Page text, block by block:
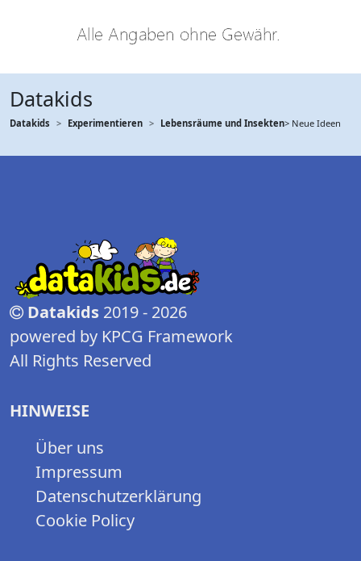
Datakids
Datakids Experimentieren Lebensräume und Insekten> Neue Ideen
Datakids 2019 - 2026
powered by KPCG Framework
All Rights Reserved
HINWEISE
Über uns
Impressum
Datenschutzerklärung
Cookie Policy